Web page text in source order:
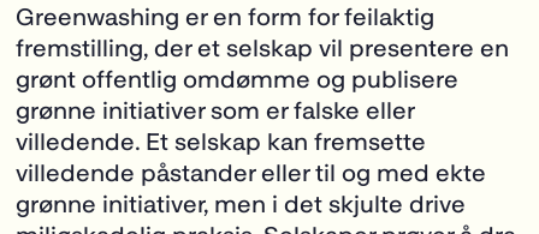
Greenwashing er en form for feilaktig
fremstilling, der et selskap vil presentere en
grønt offentlig omdømme og publisere
grønne initiativer som er falske eller
villedende. Et selskap kan fremsette
villedende påstander eller til og med ekte
grønne initiativer, men i det skjulte drive